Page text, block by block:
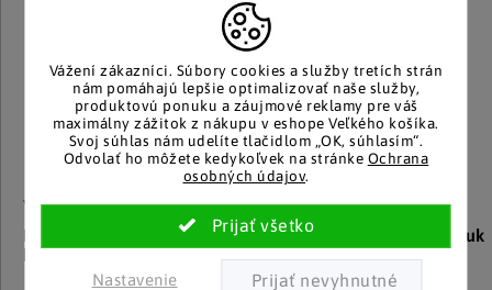
Vážení zákazníci. Súbory cookies a služby tretích strán
nám pomáhajú lepšie optimalizovať naše služby,
produktovú ponuku a záujmové reklamy pre váš
maximálny zážitok z nákupu v eshope Veľkého košíka.
Svoj súhlas nám udelíte tlačidlom „OK, súhlasím“.
Odvolať ho môžete kedykoľvek na stránke Ochrana
osobných údajov.
Nastavenie
VCM
Kancelárska skriňa Lona L,
buk
VCM
Šatníková skriňa Lona, buk